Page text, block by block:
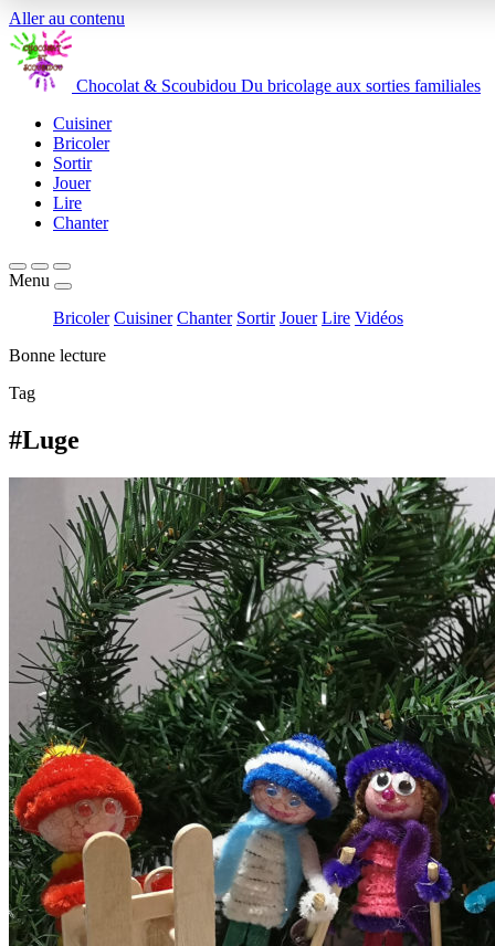
Aller au contenu
Chocolat & Scoubidou Du bricolage aux sorties familiales
Cuisiner
Bricoler
Sortir
Jouer
Lire
Chanter
Menu
Bricoler Cuisiner Chanter Sortir Jouer Lire Vidéos
Bonne lecture
Tag
#Luge